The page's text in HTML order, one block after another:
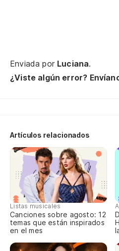
Enviada por Luciana.
¿Viste algún error?
Artículos relacionados
Listas musicales
Canciones sobre agosto: 12
temas que están inspirados
en el mes